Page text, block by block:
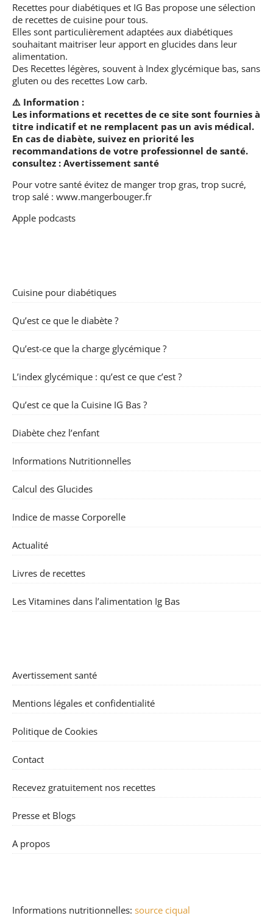
Recettes pour diabétiques et IG Bas propose une sélection
de recettes de cuisine pour tous.
Elles sont particulièrement adaptées aux diabétiques
souhaitant maitriser leur apport en glucides dans leur
alimentation.
Des Recettes légères, souvent à Index glycémique bas, sans
gluten ou des recettes Low carb.
⚠️ Information :
Les informations et recettes de ce site sont fournies à
titre indicatif et ne remplacent pas un avis médical.
En cas de diabète, suivez en priorité les
recommandations de votre professionnel de santé.
consultez : Avertissement santé
Pour votre santé évitez de manger trop gras, trop sucré,
trop salé : www.mangerbouger.fr
Apple podcasts
Cuisine pour diabétiques
Qu’est ce que le diabète ?
Qu’est-ce que la charge glycémique ?
L’index glycémique : qu’est ce que c’est ?
Qu’est ce que la Cuisine IG Bas ?
Diabète chez l’enfant
Informations Nutritionnelles
Calcul des Glucides
Indice de masse Corporelle
Actualité
Livres de recettes
Les Vitamines dans l’alimentation Ig Bas
Avertissement santé
Mentions légales et confidentialité
Politique de Cookies
Contact
Recevez gratuitement nos recettes
Presse et Blogs
A propos
Informations nutritionnelles: source ciqual